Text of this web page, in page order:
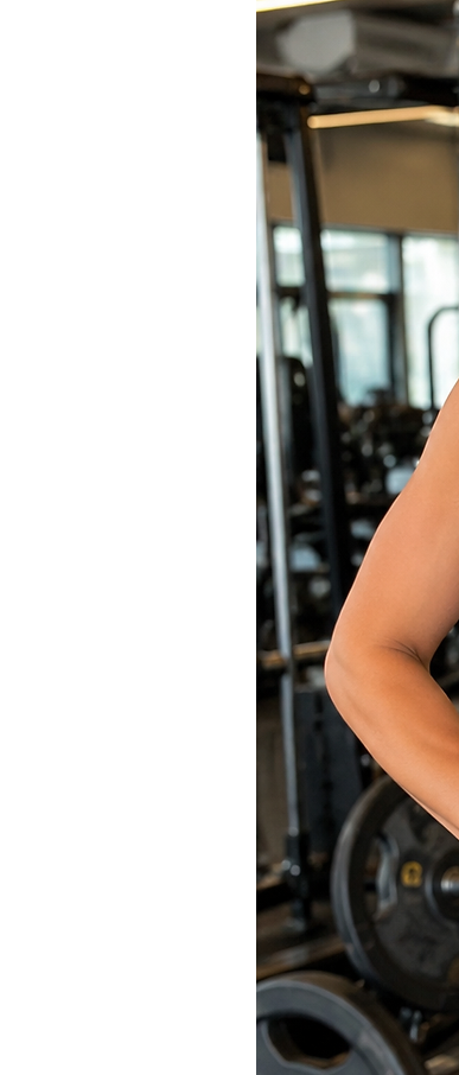
•Modelo Medidas
• Quadril 102 cm
• Cintura 67 cm
• Busto 90 cm
• Modelo Veste tam M
• Altura 1.71 cm